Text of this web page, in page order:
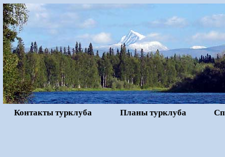
Контакты турклуба Планы турклуба